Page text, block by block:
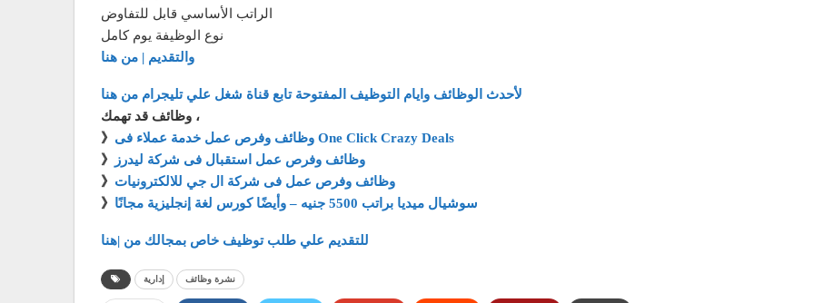
الراتب الأساسي قابل للتفاوض
نوع الوظيفة يوم كامل
والتقديم | من هنا
لأحدث الوظائف وايام التوظيف المفتوحة تابع قناة شغل علي تليجرام من هنا
وظائف قد تهمك ،
》
وظائف وفرص عمل خدمة عملاء فى One Click Crazy Deals
》
وظائف وفرص عمل استقبال فى شركة ليدرز
》 وظائف وفرص عمل فى شركة ال جي للالكترونيات
》
سوشيال ميديا براتب 5500 جنيه – وأيضًا كورس لغة إنجليزية مجانًا
للتقديم علي طلب توظيف خاص بمجالك من |هنا
إدارية نشرة وظائف